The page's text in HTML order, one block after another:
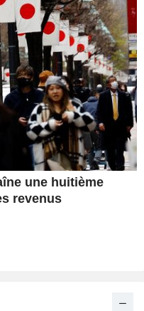
une huitième
revenus